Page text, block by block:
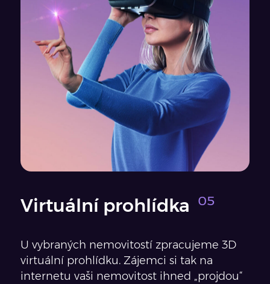
Virtuální prohlídka
U vybraných nemovitostí zpracujeme 3D
virtuální prohlídku. Zájemci si tak na
internetu vaši nemovitost ihned „projdou“